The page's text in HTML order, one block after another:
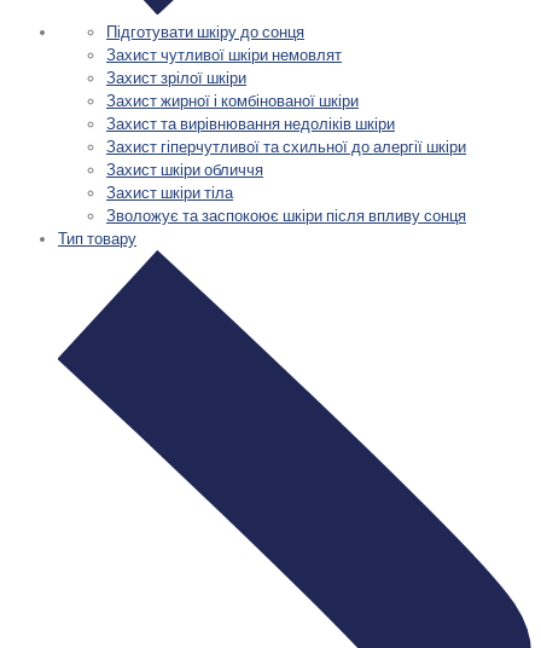
Підготувати шкіру до сонця
Захист чутливої шкіри немовлят
Захист зрілої шкіри
Захист жирної і комбінованої шкіри
Захист та вирівнювання недоліків шкіри
Захист гіперчутливої та схильної до алергії шкіри
Захист шкіри обличчя
Захист шкіри тіла
Зволожує та заспокоює шкіри після впливу сонця
Тип товару